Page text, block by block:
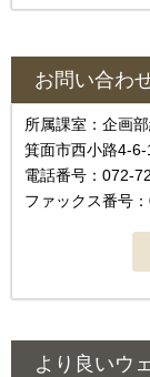
お問い合わ
所属課室：企画
箕面市西小路
電話番号：072-
ファックス番号
より良いウ